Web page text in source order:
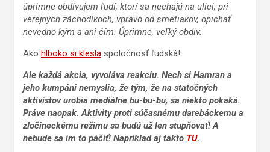
úprimne obdivujem ľudí, ktorí sa nechajú na ulici, pri
verejných záchodíkoch, vpravo od smetiakov, opichať
nevedno kým a ani čím. Úprimne, veľký obdiv.
Ako hlboko si klesla spoločnosť ľudská!
Ale každá akcia, vyvoláva reakciu. Nech si Hamran a
jeho kumpáni nemyslia, že tým, že na statočných
aktivistov urobia mediálne bu-bu-bu, sa niekto pokaká.
Práve naopak. Aktivity proti súčasnému darebáckemu a
zločineckému režimu sa budú už len stupňovať! A
nebude sa im to páčiť! Napríklad aj takto TU.